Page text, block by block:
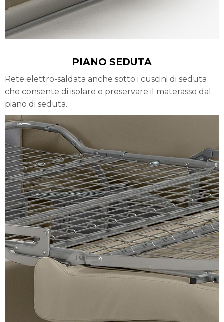
PIANO SEDUTA
Rete elettro-saldata anche sotto i cuscini di seduta
che consente di isolare e preservare il materasso dal
piano di seduta.